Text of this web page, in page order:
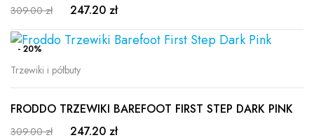
309.00 zł 247.20 zł
- 20%
Trzewiki i półbuty
FRODDO TRZEWIKI BAREFOOT FIRST STEP DARK PINK
309.00 zł 247.20 zł